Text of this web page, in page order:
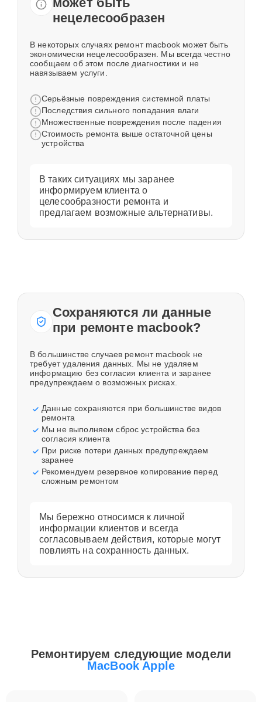
нецелесообразен
В некоторых случаях ремонт macbook может быть
экономически нецелесообразен. Мы всегда честно
сообщаем об этом после диагностики и не
навязываем услуги.
Серьёзные повреждения системной платы
Последствия сильного попадания влаги
Множественные повреждения после падения
Стоимость ремонта выше остаточной цены
устройства
В таких ситуациях мы заранее
информируем клиента о
целесообразности ремонта и
предлагаем возможные альтернативы.
Сохраняются ли данные
при ремонте macbook?
В большинстве случаев ремонт macbook не
требует удаления данных. Мы не удаляем
информацию без согласия клиента и заранее
предупреждаем о возможных рисках.
Данные сохраняются при большинстве видов
ремонта
Мы не выполняем сброс устройства без
согласия клиента
При риске потери данных предупреждаем
заранее
Рекомендуем резервное копирование перед
сложным ремонтом
Мы бережно относимся к личной
информации клиентов и всегда
согласовываем действия, которые могут
повлиять на сохранность данных.
Ремонтируем следующие модели
MacBook Apple